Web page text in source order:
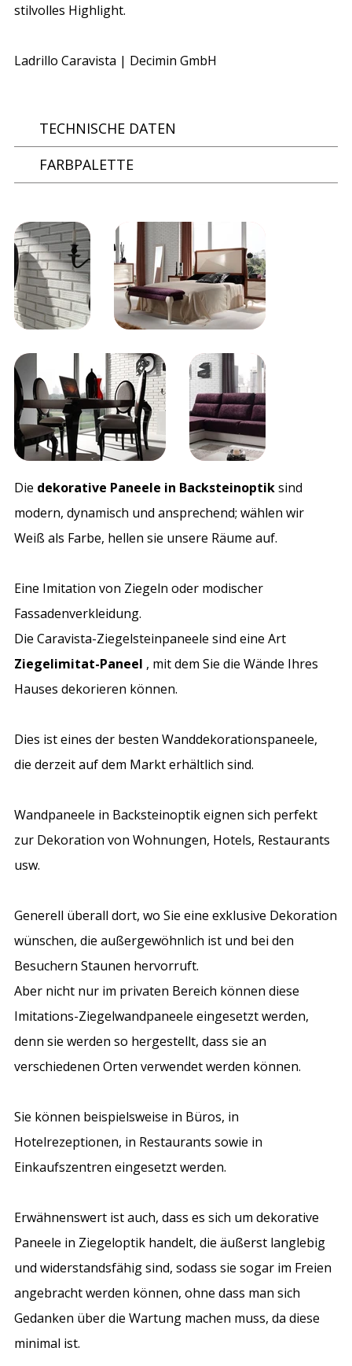
stilvolles Highlight.
Ladrillo Caravista | Decimin GmbH
TECHNISCHE DATEN
FARBPALETTE
Die dekorative Paneele in Backsteinoptiksind
modern, dynamisch und ansprechend; wählen wir
Weiß als Farbe, hellen sie unsere Räume auf.
Eine Imitation von Ziegeln oder modischer
Fassadenverkleidung.
Die Caravista-Ziegelsteinpaneele sind eine Art
Ziegelimitat-Paneel , mit dem Sie die Wände Ihres
Hauses dekorieren können.
Dies ist eines der bestenWanddekorationspaneele,
die derzeit auf dem Markt erhältlich sind.
Wandpaneele in Backsteinoptikeignen sich perfekt
zur Dekoration von Wohnungen, Hotels, Restaurants
usw.
Generell überall dort, wo Sie eine exklusive Dekoration
wünschen, die außergewöhnlich ist und bei den
Besuchern Staunen hervorruft.
Aber nicht nur im privaten Bereich können diese
Imitations-Ziegelwandpaneele eingesetzt werden,
denn sie werden so hergestellt, dass sie an
verschiedenen Orten verwendet werden können.
Sie können beispielsweise in Büros, in
Hotelrezeptionen, in Restaurants sowie in
Einkaufszentren eingesetzt werden.
Erwähnenswert ist auch, dass es sich um dekorative
Paneele in Ziegeloptik handelt, die äußerst langlebig
und widerstandsfähig sind, sodass sie sogar im Freien
angebracht werden können, ohne dass man sich
Gedanken über die Wartung machen muss, da diese
minimal ist.